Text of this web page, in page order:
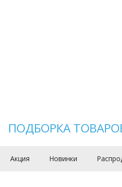
ПОДБОРКА
Акция Новинки